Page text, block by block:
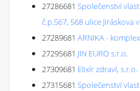
27286681 Společenství
č.p.567, 568 ulice Jiráskova
27289681 ARNIKA -
27295681 JIN EURO s.r.o.
27309681 Elixír zdraví, s.r.o.
27315681 Společenství